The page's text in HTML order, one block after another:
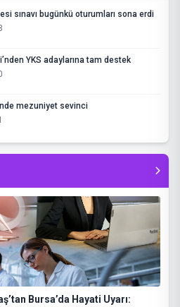
sınavı bugünkü oturumları sona erdi
YKS adaylarına tam destek
mezuniyet sevinci
Bursa’da Hayati Uyarı: